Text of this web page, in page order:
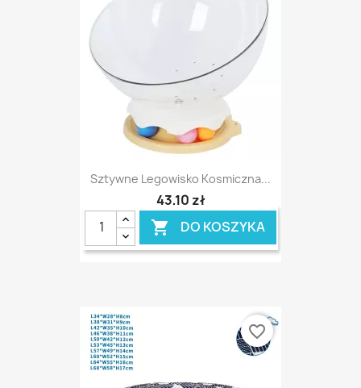
Sztywne Legowisko Kosmiczna...
43,10 zł
 DO KOSZYKA
favorite_border